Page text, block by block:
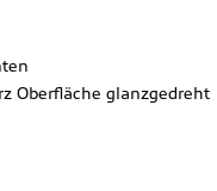
Oberfläche glanzgedreht